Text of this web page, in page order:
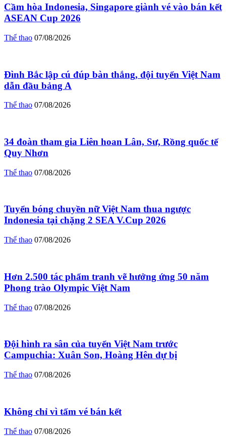
Cầm hòa Indonesia, Singapore giành vé vào bán kết
ASEAN Cup 2026
Thể thao 07/08/2026
Đình Bắc lập cú đúp bàn thắng, đội tuyển Việt Nam
dẫn đầu bảng A
Thể thao 07/08/2026
34 đoàn tham gia Liên hoan Lân, Sư, Rồng quốc tế
Quy Nhơn
Thể thao 07/08/2026
Tuyển bóng chuyền nữ Việt Nam thua ngược
Indonesia tại chặng 2 SEA V.Cup 2026
Thể thao 07/08/2026
Hơn 2.500 tác phẩm tranh vẽ hưởng ứng 50 năm
Phong trào Olympic Việt Nam
Thể thao 07/08/2026
Đội hình ra sân của tuyển Việt Nam trước
Campuchia: Xuân Son, Hoàng Hên dự bị
Thể thao 07/08/2026
Không chỉ vì tấm vé bán kết
Thể thao 07/08/2026